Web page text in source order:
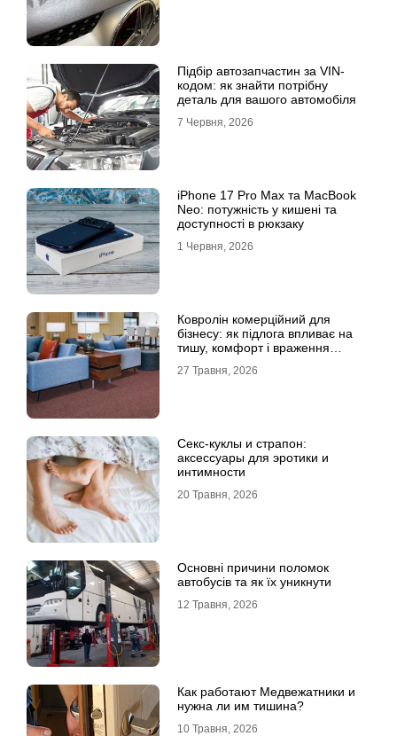
Підбір автозапчастин за VIN-
кодом: як знайти потрібну
деталь для вашого автомобіля
7 Червня, 2026
iPhone 17 Pro Max та MacBook
Neo: потужність у кишені та
доступності в рюкзаку
1 Червня, 2026
Ковролін комерційний для
бізнесу: як підлога впливає на
тишу, комфорт і враження
27 Травня, 2026
Секс-куклы и страпон:
аксессуары для эротики и
интимности
20 Травня, 2026
Основні причини поломок
автобусів та як їх уникнути
12 Травня, 2026
Как работают Медвежатники и
нужна ли им тишина?
10 Травня, 2026